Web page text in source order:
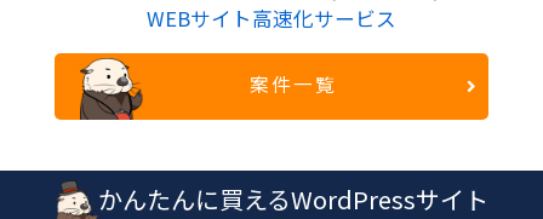
WEBサイト高速化サービス
案件一覧
かんたんに買えるWordPressサイト